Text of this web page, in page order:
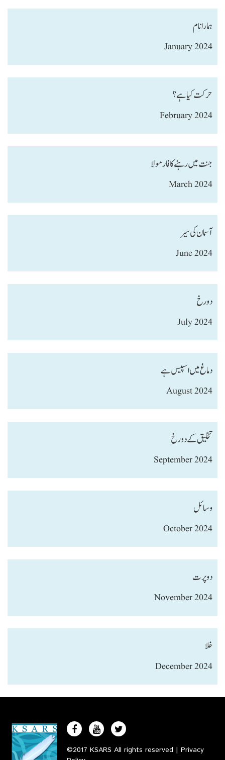
ہمارا نام
January 2024
حرکت کیاہے؟
February 2024
جنت میں رہنے کا فارمولا
March 2024
آسمان کی سیر
June 2024
دو رخ
July 2024
دماغ میں اسپیس ہے
August 2024
تخلیق کے دو رخ
September 2024
وسائل
October 2024
دو پرت
November 2024
خلا
December 2024
©2017 KSARS All rights reserved | Privacy